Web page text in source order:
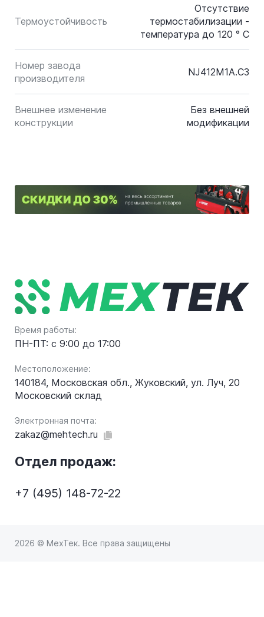
Термоустойчивость
Отсутствие
термостабилизации -
температура до 120 ° C
Номер завода
производителя
NJ412M1A.C3
Внешнее изменение
конструкции
Без внешней
модификации
Время работы:
ПН-ПТ: с 9:00 до 17:00
Местоположение:
140184, Московская обл., Жуковский, ул. Луч, 20
Московский склад
Электронная почта:
zakaz@mehtech.ru
Отдел продаж:
+7 (495) 148-72-22
2026 © МехТек. Все права защищены